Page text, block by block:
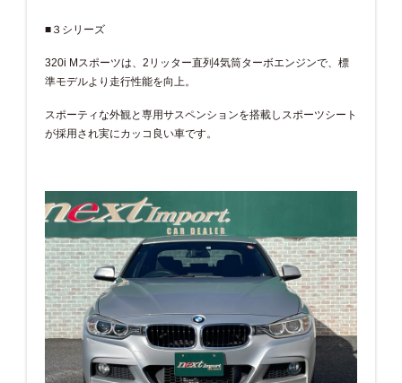
■３シリーズ
320i Mスポーツは、2リッター直列4気筒ターボエンジンで、標
準モデルより走行性能を向上。
スポーティな外観と専用サスペンションを搭載しスポーツシート
が採用され実にカッコ良い車です。